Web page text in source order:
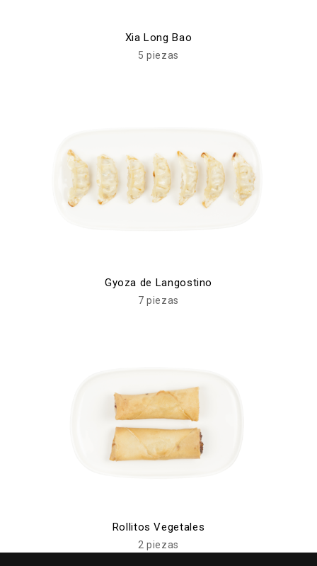
Xia Long Bao
5 piezas
Gyoza de Langostino
7 piezas
Rollitos Vegetales
2 piezas